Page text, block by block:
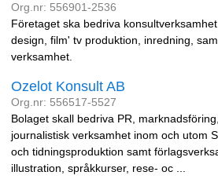
Org.nr: 556901-2536
Företaget ska bedriva
design, film' tv produktion, inredning,
verksamhet.
Ozelot Konsult AB
Org.nr: 556517-5527
Bolaget skall bedriva PR,
journalistisk verksamhet inom och utom
och tidningsproduktion samt
illustration, språkkurser, rese- oc ...